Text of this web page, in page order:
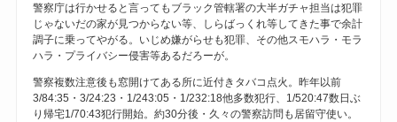
警察庁は行かせると言ってもブラック管轄署の大半ガチャ担当は犯罪
じゃないだの家が見つからない等、しらばっくれ等してきた事で余計
調子に乗ってやがる。いじめ嫌がらせも犯罪、その他スモハラ・モラ
ハラ・プライバシー侵害等あるだろーが。
警察複数注意後も窓開けてある所に近付きタバコ点火。昨年以前
3/84:35・3/24:23・1/243:05・1/232:18他多数犯行、1/520:47数日ぶ
り帰宅1/70:43犯行開始。約30分後・久々の警察訪問も居留守使い。